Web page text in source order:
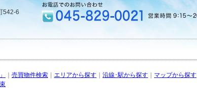
542-6
売買物件検索 エリアから探す 沿線･駅から探す マップから探す